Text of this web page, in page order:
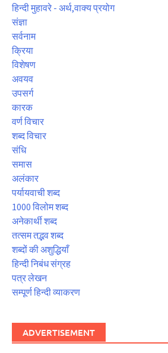
हिन्दी मुहावरे - अर्थ,वाक्य प्रयोग
संज्ञा
सर्वनाम
क्रिया
विशेषण
अवयव
उपसर्ग
कारक
वर्ण विचार
शब्द विचार
संधि
समास
अलंकार
पर्यायवाची शब्द
1000 विलोम शब्द
अनेकार्थी शब्द
तत्सम तद्भव शब्द
शब्दों की अशुद्धियाँ
हिन्दी निबंध संग्रह
पत्र लेखन
सम्पूर्ण हिन्दी व्याकरण
ADVERTISEMENT